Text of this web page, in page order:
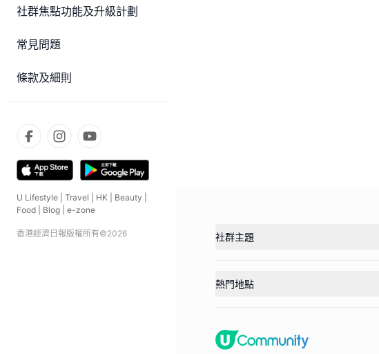
社群焦點功能及升級計劃
常見問題
條款及細則
U Lifestyle Travel HK Beauty
Food
Blog e-zone
香港經濟日報版權所有©2026 社群主題
熱門地點